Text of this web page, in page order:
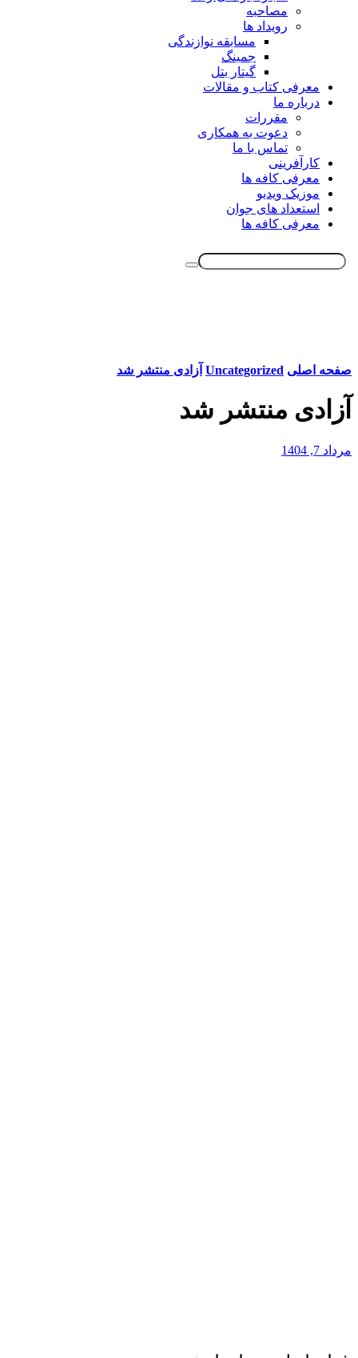
مصاحبه
رویداد ها
مسابقه نوازندگی
جمینگ
گیتار بتل
معرفی کتاب و مقالات
درباره ما
مقررات
دعوت به همکاری
تماس با ما
کارآفرینی
معرفی کافه ها
موزیک ویدیو
استعداد های جوان
معرفی کافه ها
صفحه اصلی Uncategorized آزادی منتشر شد
آزادی منتشر شد
مرداد 7, 1404